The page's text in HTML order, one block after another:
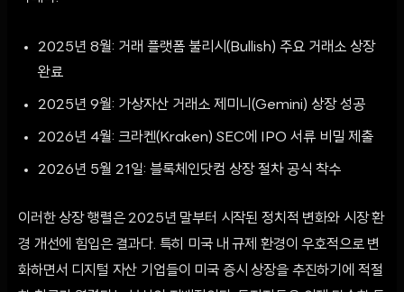
2025년 8월: 거래 플랫폼 불리시(Bullish) 주요 거래소 상장
완료
2025년 9월: 가상자산 거래소 제미니(Gemini) 상장 성공
2026년 4월: 크라켄(Kraken) SEC에 IPO 서류 비밀 제출
2026년 5월 21일: 블록체인닷컴 상장 절차 공식 착수
이러한 상장 행렬은 2025년 말부터 시작된 정치적 변화와 시장 환
경 개선에 힘입은 결과다. 특히 미국 내 규제 환경이 우호적으로 변
화하면서 디지털 자산 기업들이 미국 증시 상장을 추진하기에 적절